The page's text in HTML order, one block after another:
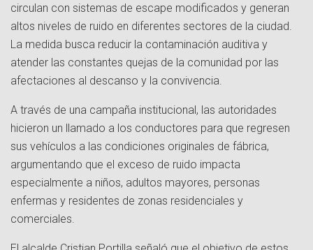
circulan con sistemas de escape modificados y generan
altos niveles de ruido en diferentes sectores de la ciudad.
La medida busca reducir la contaminación auditiva y
atender las constantes quejas de la comunidad por las
afectaciones al descanso y la convivencia.
A través de una campaña institucional, las autoridades
hicieron un llamado a los conductores para que regresen
sus vehículos a las condiciones originales de fábrica,
argumentando que el exceso de ruido impacta
especialmente a niños, adultos mayores, personas
enfermas y residentes de zonas residenciales y
comerciales.